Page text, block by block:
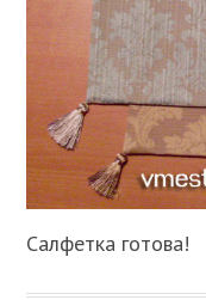
Салфетка готова!